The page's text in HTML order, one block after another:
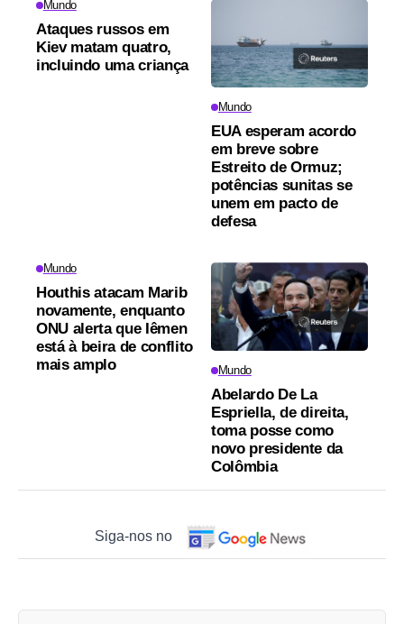
Mundo
Ataques russos em
Kiev matam quatro,
incluindo uma criança
Mundo
EUA esperam acordo
em breve sobre
Estreito de Ormuz;
potências sunitas se
unem em pacto de
defesa
Mundo
Houthis atacam Marib
novamente, enquanto
ONU alerta que Iêmen
está à beira de conflito
mais amplo
Mundo
Abelardo De La
Espriella, de direita,
toma posse como
novo presidente da
Colômbia
Siga-nos no